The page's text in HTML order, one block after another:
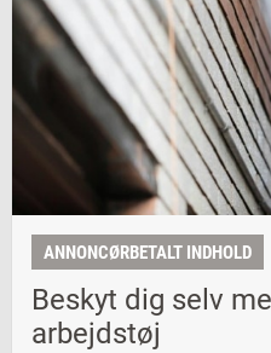
ANNONCØRBETALT INDHOLD
Beskyt dig selv
arbejdstøj